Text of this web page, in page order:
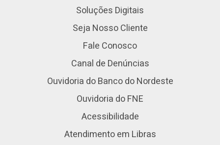
Soluções Digitais
Seja Nosso Cliente
Fale Conosco
Canal de Denúncias
Ouvidoria do Banco do Nordeste
Ouvidoria do FNE
Acessibilidade
Atendimento em Libras